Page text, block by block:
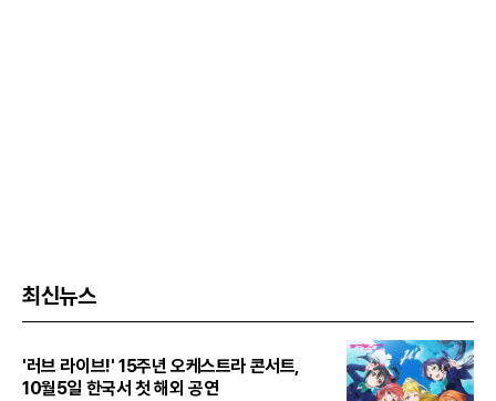
최신뉴스
'러브 라이브!' 15주년 오케스트라 콘서트,
10월5일 한국서 첫 해외 공연